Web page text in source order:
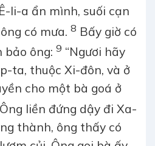
li-a ẩn mình, suối cạn
có mưa. 8 Bấy giờ có
bảo ông: 9 “Ngươi hãy
ta, thuộc Xi-đôn, và ở
cho một bà goá ở
Ông liền đứng dậy đi Xa-
thành, ông thấy có